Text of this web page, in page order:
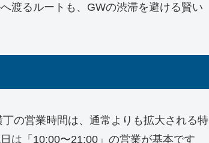
渡るルートも、GWの渋滞を避ける賢い
の営業時間は、通常よりも拡大される特
は「10:00〜21:00」の営業が基本です